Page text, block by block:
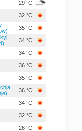
29 °C
32 °C
35 °C
34 °C
34 °C
36 °C
35 °C
36 °C
34 °C
32 °C
26 °C